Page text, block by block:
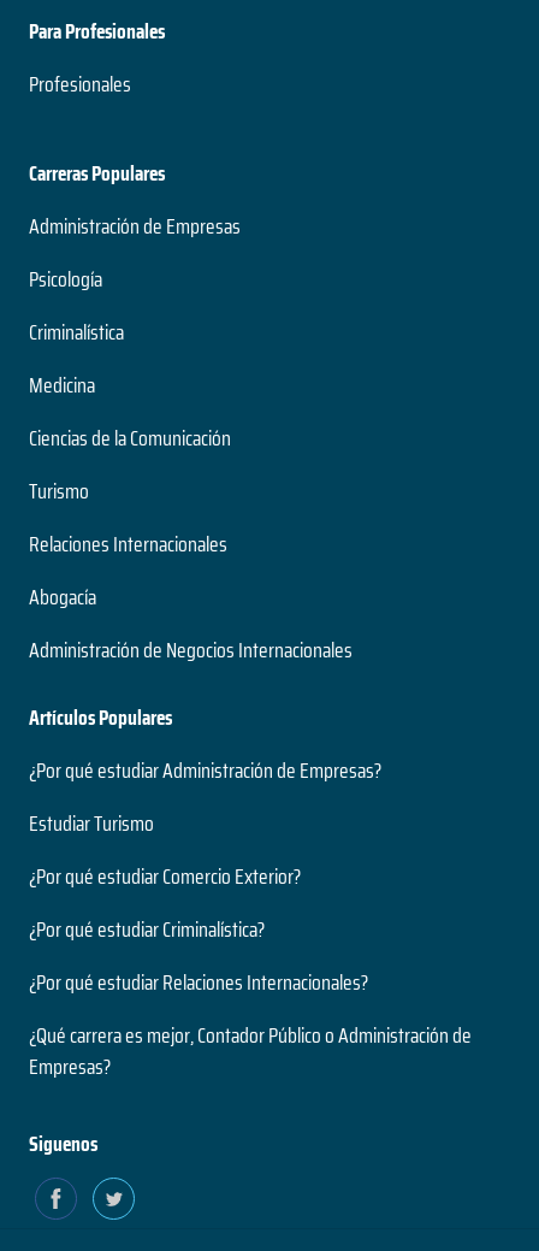
Para Profesionales
Profesionales
Carreras Populares
Administración de Empresas
Psicología
Criminalística
Medicina
Ciencias de la Comunicación
Turismo
Relaciones Internacionales
Abogacía
Administración de Negocios Internacionales
Artículos Populares
¿Por qué estudiar Administración de Empresas?
Estudiar Turismo
¿Por qué estudiar Comercio Exterior?
¿Por qué estudiar Criminalística?
¿Por qué estudiar Relaciones Internacionales?
¿Qué carrera es mejor, Contador Público o Administración de
Empresas?
Siguenos